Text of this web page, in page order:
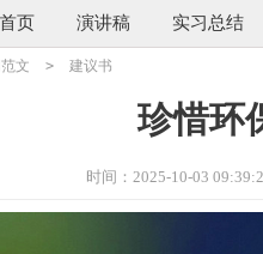
首页 演讲稿 实习总结
文 > 建议书
珍惜环
时间：2025-10-03